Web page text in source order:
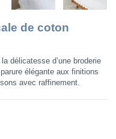
de coton
délicatesse d’une broderie
élégante aux finitions
avec raffinement.